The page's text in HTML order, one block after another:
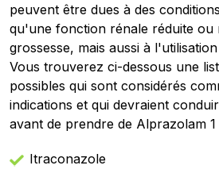
peuvent être dues à des
qu'une fonction rénale réduite ou
grossesse, mais aussi à
Vous trouverez ci-dessous une
possibles qui sont considérés
indications et qui devraient
avant de prendre de Alprazolam 1
Itraconazole